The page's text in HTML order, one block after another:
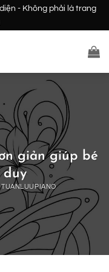
- Không phải là trang
giản giúp bé
TUANLUUPIANO